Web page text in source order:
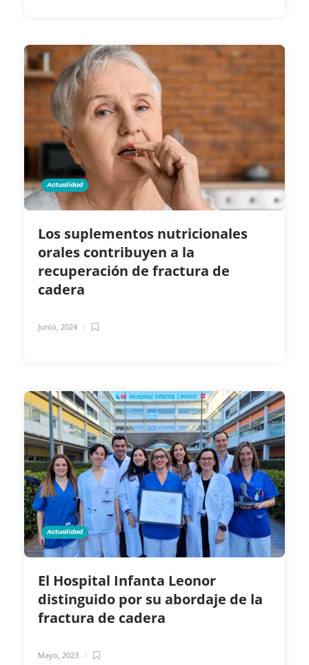
Actualidad
Los suplementos nutricionales
orales contribuyen a la
recuperación de fractura de
cadera
Junio, 2024
Actualidad
El Hospital Infanta Leonor
distinguido por su abordaje de la
fractura de cadera
Mayo, 2023